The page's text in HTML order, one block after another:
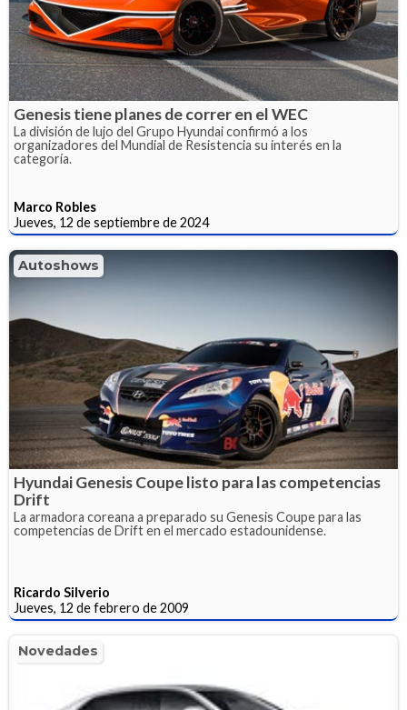
Genesis tiene planes de correr en el WEC
La división de lujo del Grupo Hyundai confirmó a los
organizadores del Mundial de Resistencia su interés en la
categoría.
Marco Robles
Jueves, 12 de septiembre de 2024
Autoshows
Hyundai Genesis Coupe listo para las competencias
Drift
La armadora coreana a preparado su Genesis Coupe para las
competencias de Drift en el mercado estadounidense.
Ricardo Silverio
Jueves, 12 de febrero de 2009
Novedades